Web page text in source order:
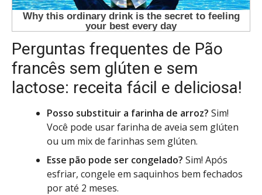
Perguntas frequentes de Pão
francês sem glúten e sem
lactose: receita fácil e deliciosa!
Posso substituir a farinha de arroz? Sim!
Você pode usar farinha de aveia sem glúten
ou um mix de farinhas sem glúten.
Esse pão pode ser congelado? Sim! Após
esfriar, congele em saquinhos bem fechados
por até 2 meses.